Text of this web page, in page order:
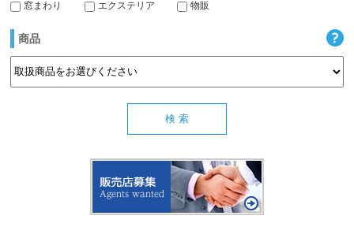
窓まわり エクステリア 物販
商品